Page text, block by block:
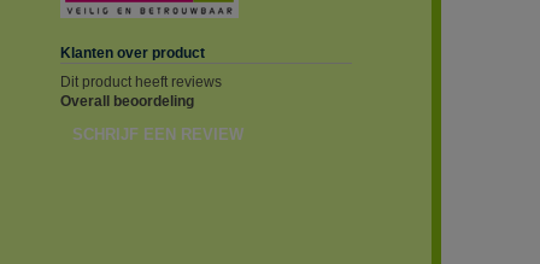
Klanten over product
Dit product heeft reviews
Overall beoordeling
SCHRIJF EEN REVIEW